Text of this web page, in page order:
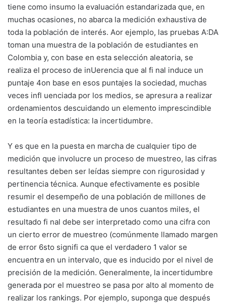
tiene como insumo la evaluación estandarizada que, en
muchas ocasiones, no abarca la medición exhaustiva de
toda la población de interés. Aor ejemplo, las pruebas A:DA
toman una muestra de la población de estudiantes en
Colombia y, con base en esta selección aleatoria, se
realiza el proceso de inUerencia que al fi nal induce un
puntaje 4on base en esos puntajes la sociedad, muchas
veces infl uenciada por los medios, se apresura a realizar
ordenamientos descuidando un elemento imprescindible
en la teoría estadística: la incertidumbre.
Y es que en la puesta en marcha de cualquier tipo de
medición que involucre un proceso de muestreo, las cifras
resultantes deben ser leídas siempre con rigurosidad y
pertinencia técnica. Aunque efectivamente es posible
resumir el desempeño de una población de millones de
estudiantes en una muestra de unos cuantos miles, el
resultado fi nal debe ser interpretado como una cifra con
un cierto error de muestreo (comúnmente llamado margen
de error 6sto signifi ca que el verdadero 1 valor se
encuentra en un intervalo, que es inducido por el nivel de
precisión de la medición. Generalmente, la incertidumbre
generada por el muestreo se pasa por alto al momento de
realizar los rankings. Por ejemplo, suponga que después